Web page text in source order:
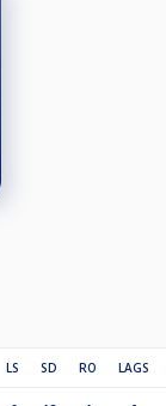
LS SD RO LAGS